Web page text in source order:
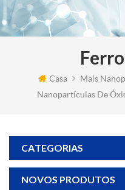
Casa
Mais
Nanopartículas De
CATEGORIAS
NOVOS PRODUTOS